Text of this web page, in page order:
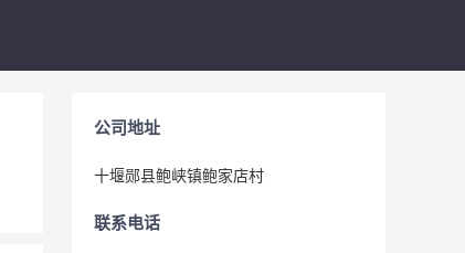
公司地址
十堰郧县鲍峡镇鲍家店村
联系电话